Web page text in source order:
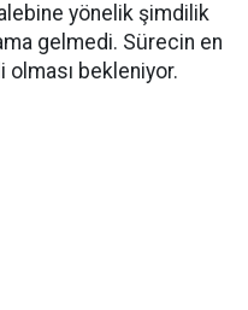
yönelik şimdilik
gelmedi. Sürecin en
bekleniyor.